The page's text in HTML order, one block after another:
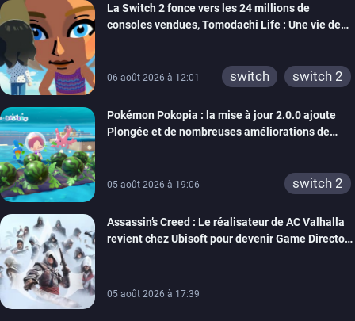
xbox one
wiiu
3ds
ps3
switch 2
La Switch 2 fonce vers les 24 millions de
consoles vendues, Tomodachi Life : Une vie de
06 août 2026 à 12:01 switch switch 2
Pokémon Pokopia : la mise à jour 2.0.0 ajoute
Plongée et de nombreuses améliorations de
05 août 2026 à 19:06 switch 2
Assassin’s Creed : Le réalisateur de AC Valhalla
revient chez Ubisoft pour devenir Game Director
05 août 2026 à 17:39